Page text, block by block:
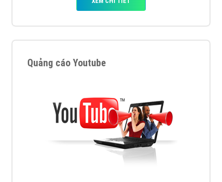
Quảng cáo Youtube